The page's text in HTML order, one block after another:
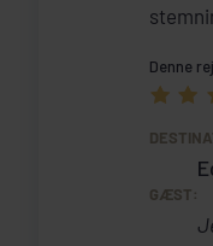
Denne
GÆST: